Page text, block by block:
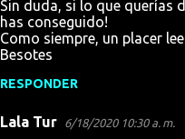
Sin duda, si lo que querías
has conseguido!
Como siempre, un placer
Besotes
RESPONDER
Lala Tur 6/18/2020 10:30 a. m.